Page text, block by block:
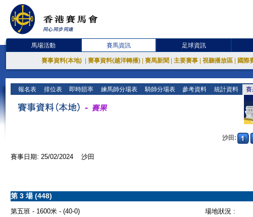
馬場活動 賽馬資訊 足球資訊
賽事資料(本地) 賽事資料(越洋轉播) 賽馬新聞 主要賽事 視聽播放區 國際
報名表 排位表 即時賠率 練馬師分場表 騎師分場表 參考資料 統計資料
沙田:
賽事日期: 25/02/2024 沙田
第 3 場 (448)
第五班 - 1600米 - (40-0) 場地狀況 :